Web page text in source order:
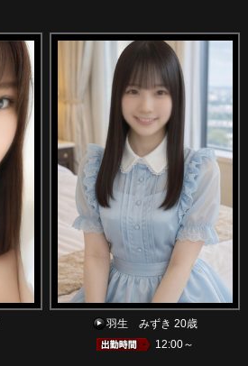
羽生 みずき 20歳
12:00～